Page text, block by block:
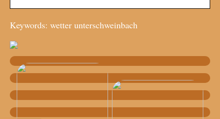
Keywords: wetter unterschweinbach